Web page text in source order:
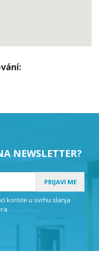
NEWSLETTER?
PRIJAVI ME
koriste u svrhu slanja